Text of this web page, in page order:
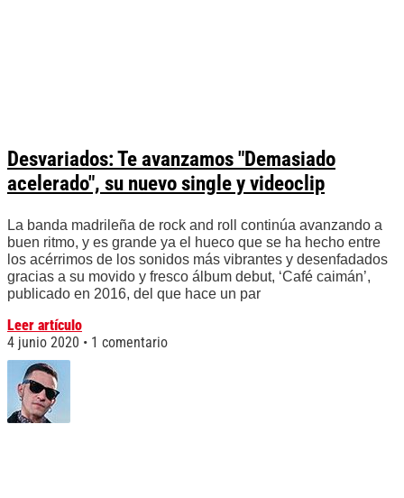
Desvariados: Te avanzamos "Demasiado
acelerado", su nuevo single y videoclip
La banda madrileña de rock and roll continúa avanzando a
buen ritmo, y es grande ya el hueco que se ha hecho entre
los acérrimos de los sonidos más vibrantes y desenfadados
gracias a su movido y fresco álbum debut, ‘Café caimán’,
publicado en 2016, del que hace un par
Leer artículo
4 junio 2020
1 comentario